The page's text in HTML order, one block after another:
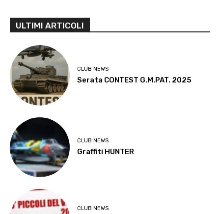
ULTIMI ARTICOLI
CLUB NEWS
Serata CONTEST G.M.PAT. 2025
CLUB NEWS
Graffiti HUNTER
CLUB NEWS